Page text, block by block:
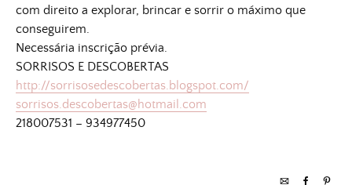
com direito a explorar, brincar e sorrir o máximo que
conseguirem.
Necessária inscrição prévia.
SORRISOS E DESCOBERTAS
http://sorrisosedescobertas.blogspot.com/
sorrisos.descobertas@hotmail.com
218007531 – 934977450